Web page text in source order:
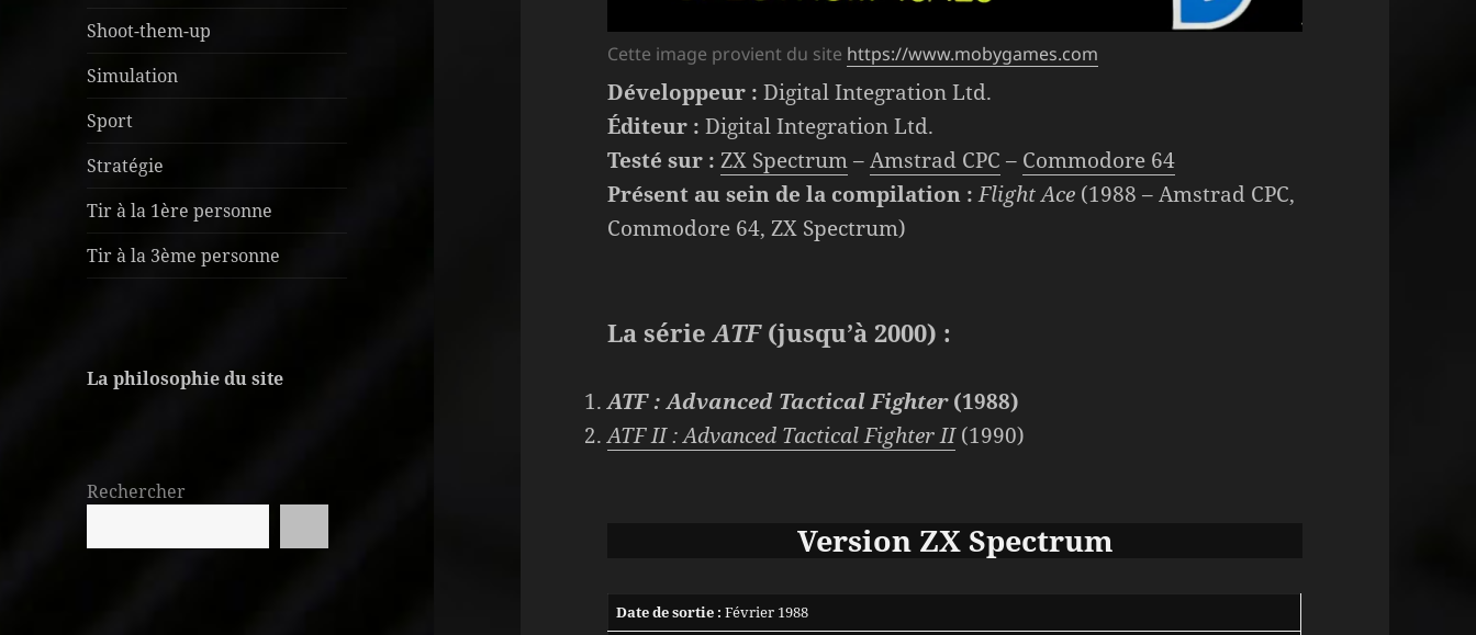
Shoot-them-up
Simulation
Sport
Stratégie
Tir à la 1ère personne
Tir à la 3ème personne
La philosophie du site
Rechercher
Cette image provient du site https://www.mobygames.com
Développeur : Digital Integration Ltd.
Éditeur : Digital Integration Ltd.
Testé sur : ZX Spectrum–Amstrad CPC – Commodore 64
Présent au sein de la compilation : Flight Ace (1988 – Amstrad CPC,
Commodore 64, ZX Spectrum)
La sérieATF(jusqu’à 2000) :
ATF : Advanced Tactical Fighter(1988)
ATF II : Advanced Tactical Fighter II(1990)
Version ZX Spectrum
Date de sortie : Février 1988